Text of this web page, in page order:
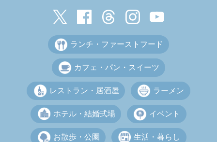
ランチ・ファーストフード
カフェ・パン・スイーツ
レストラン・居酒屋 ラーメン
ホテル・結婚式場 イベント
お散歩・公園 生活・暮らし